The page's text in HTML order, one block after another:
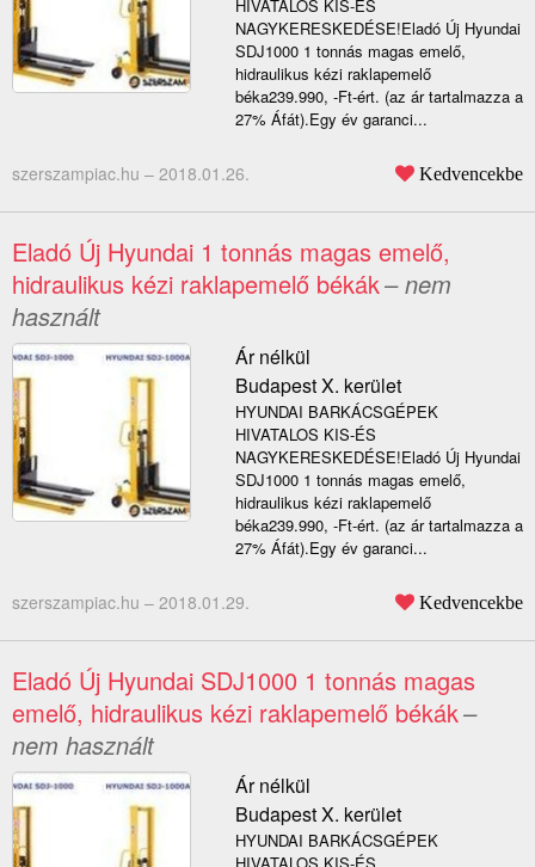
HIVATALOS KIS-ÉS
NAGYKERESKEDÉSE!Eladó Új Hyundai
SDJ1000 1 tonnás magas emelő,
hidraulikus kézi raklapemelő
béka239.990, -Ft-ért. (az ár tartalmazza a
27% Áfát).Egy év garanci...
szerszampiac.hu – 2018.01.26. Kedvencekbe
Eladó Új Hyundai 1 tonnás magas emelő,
hidraulikus kézi raklapemelő békák– nem
használt
Ár nélkül
Budapest X. kerület
HYUNDAI BARKÁCSGÉPEK
HIVATALOS KIS-ÉS
NAGYKERESKEDÉSE!Eladó Új Hyundai
SDJ1000 1 tonnás magas emelő,
hidraulikus kézi raklapemelő
béka239.990, -Ft-ért. (az ár tartalmazza a
27% Áfát).Egy év garanci...
szerszampiac.hu – 2018.01.29. Kedvencekbe
Eladó Új Hyundai SDJ1000 1 tonnás magas
emelő, hidraulikus kézi raklapemelő békák–
nem használt
Ár nélkül
Budapest X. kerület
HYUNDAI BARKÁCSGÉPEK